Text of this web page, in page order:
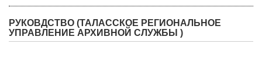
РУКОВДСТВО (ТАЛАССКОЕ РЕГИОНАЛЬНОЕ
УПРАВЛЕНИЕ АРХИВНОЙ СЛУЖБЫ )